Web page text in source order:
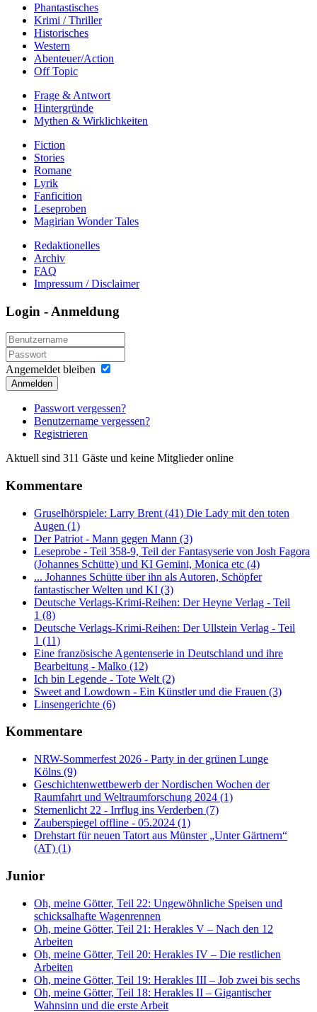
Phantastisches
Krimi / Thriller
Historisches
Western
Abenteuer/Action
Off Topic
Frage & Antwort
Hintergründe
Mythen & Wirklichkeiten
Fiction
Stories
Romane
Lyrik
Fanficition
Leseproben
Magirian Wonder Tales
Redaktionelles
Archiv
FAQ
Impressum / Disclaimer
Login - Anmeldung
Angemeldet bleiben
Anmelden
Passwort vergessen?
Benutzername vergessen?
Registrieren
Aktuell sind 311 Gäste und keine Mitglieder online
Kommentare
Gruselhörspiele: Larry Brent (41) Die Lady mit den toten
Augen (1)
Der Patriot - Mann gegen Mann (3)
Leseprobe - Teil 358-9, Teil der Fantasyserie von Josh Fagora
(Johannes Schütte) und KI Gemini, Monica etc (4)
... Johannes Schütte über ihn als Autoren, Schöpfer
fantastischer Welten und KI (3)
Deutsche Verlags-Krimi-Reihen: Der Heyne Verlag - Teil
1 (8)
Deutsche Verlags-Krimi-Reihen: Der Ullstein Verlag - Teil
1 (11)
Eine französische Agentenserie in Deutschland und ihre
Bearbeitung - Malko (12)
Ich bin Legende - Tote Welt (2)
Sweet and Lowdown - Ein Künstler und die Frauen (3)
Linsengerichte (6)
Kommentare
NRW-Sommerfest 2026 - Party in der grünen Lunge
Kölns (9)
Geschichtenwettbewerb der Nordischen Wochen der
Raumfahrt und Weltraumforschung 2024 (1)
Sternenlicht 22 - Irrflug ins Verderben (7)
Zauberspiegel offline - 05.2024 (1)
Drehstart für neuen Tatort aus Münster „Unter Gärtnern“
(AT) (1)
Junior
Oh, meine Götter, Teil 22: Ungewöhnliche Speisen und
schicksalhafte Wagenrennen
Oh, meine Götter, Teil 21: Herakles V – Nach den 12
Arbeiten
Oh, meine Götter, Teil 20: Herakles IV – Die restlichen
Arbeiten
Oh, meine Götter, Teil 19: Herakles III – Job zwei bis sechs
Oh, meine Götter, Teil 18: Herakles II – Gigantischer
Wahnsinn und die erste Arbeit